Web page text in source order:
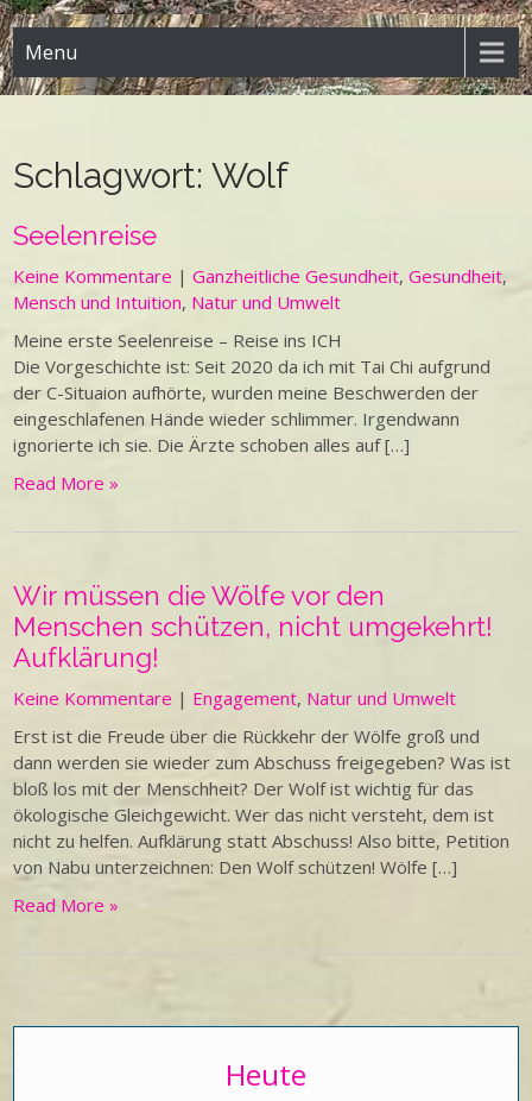
Menu
Schlagwort:Wolf
Seelenreise
Keine Kommentare |Ganzheitliche Gesundheit,Gesundheit,
Mensch und Intuition, Natur und Umwelt
Meine erste Seelenreise – Reise ins ICH
Die Vorgeschichte ist: Seit 2020 da ich mit Tai Chi aufgrund
der C-Situaion aufhörte, wurden meine Beschwerden der
eingeschlafenen Hände wieder schlimmer. Irgendwann
ignorierte ich sie. Die Ärzte schoben alles auf […]
Read More »
Wir müssen die Wölfe vor den
Menschen schützen, nicht umgekehrt!
Aufklärung!
Keine Kommentare | Engagement, Natur und Umwelt
Erst ist die Freude über die Rückkehr der Wölfe groß und
dann werden sie wieder zum Abschuss freigegeben? Was ist
bloß los mit der Menschheit? Der Wolf ist wichtig für das
ökologische Gleichgewicht. Wer das nicht versteht, dem ist
nicht zu helfen. Aufklärung statt Abschuss! Also bitte, Petition
von Nabu unterzeichnen: Den Wolf schützen! Wölfe […]
Read More »
Heute